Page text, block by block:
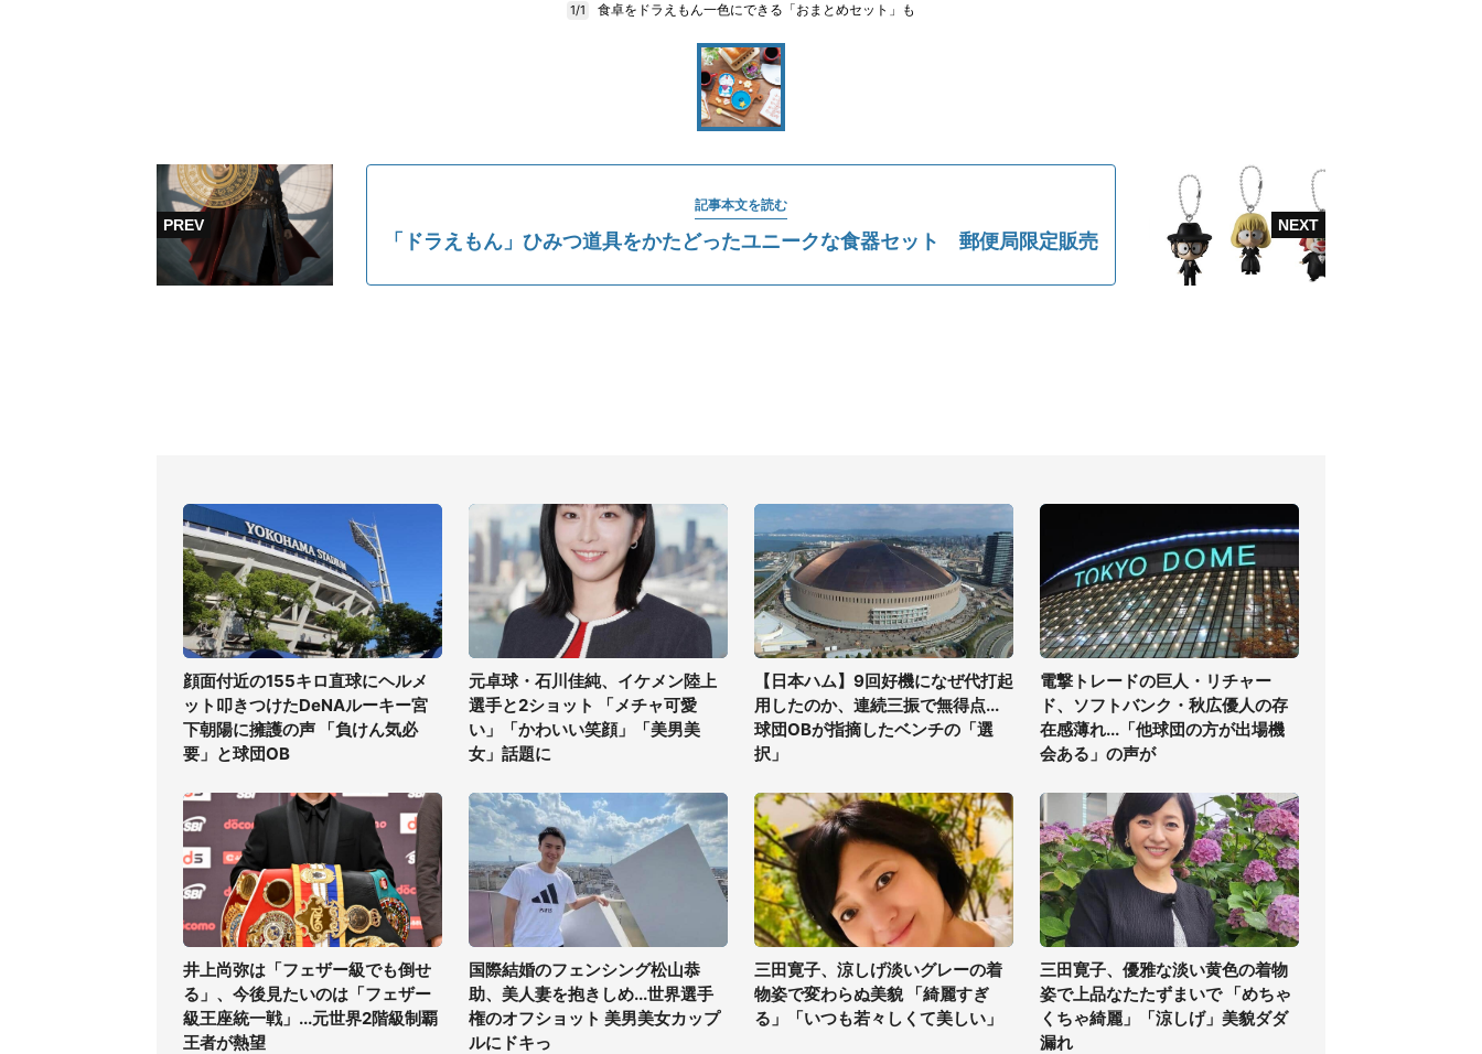
1/1 食卓をドラえもん一色にできる「おまとめセット」も
記事本文を読む
「ドラえもん」ひみつ道具をかたどったユニークな食器セット 郵便局限定販売
顔面付近の155キロ直球にヘルメ
ット叩きつけたDeNAルーキー宮
下朝陽に擁護の声 「負けん気必
要」と球団OB
元卓球・石川佳純、イケメン陸上
選手と2ショット 「メチャ可愛
い」「かわいい笑顔」「美男美
女」話題に
【日本ハム】9回好機になぜ代打起
用したのか、連続三振で無得点...
球団OBが指摘したベンチの「選
択」
電撃トレードの巨人・リチャー
ド、ソフトバンク・秋広優人の存
在感薄れ...「他球団の方が出場機
会ある」の声が
井上尚弥は「フェザー級でも倒せ
る」、今後見たいのは「フェザー
級王座統一戦」...元世界2階級制覇
王者が熱望
国際結婚のフェンシング松山恭
助、美人妻を抱きしめ...世界選手
権のオフショット 美男美女カップ
ルにドキっ
三田寛子、涼しげ淡いグレーの着
物姿で変わらぬ美貌 「綺麗すぎ
る」「いつも若々しくて美しい」
三田寛子、優雅な淡い黄色の着物
姿で上品なたたずまいで 「めちゃ
くちゃ綺麗」「涼しげ」美貌ダダ
漏れ